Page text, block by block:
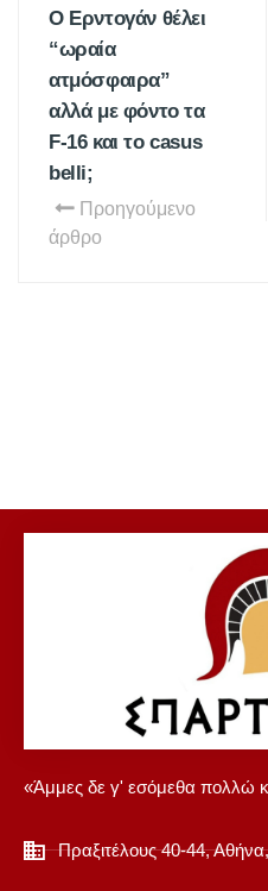
Ο Ερντογάν θέλει
“ωραία
ατμόσφαιρα”
αλλά με φόντο τα
F-16 και το casus
belli;
Προηγούμενο
άρθρο
«Άμμες δε γ' εσόμεθα πολλώ
Πραξιτέλους 40-44,